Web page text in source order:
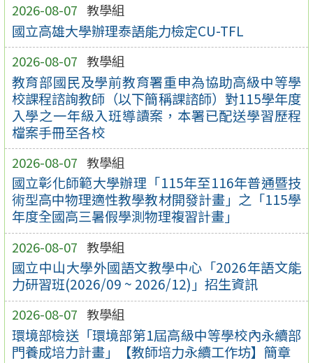
2026-08-07 教學組
國立高雄大學辦理泰語能力檢定CU-TFL
2026-08-07 教學組
教育部國民及學前教育署重申為協助高級中等學
校課程諮詢教師（以下簡稱課諮師）對115學年度
入學之一年級入班導讀案，本署已配送學習歷程
檔案手冊至各校
2026-08-07 教學組
國立彰化師範大學辦理「115年至116年普通暨技
術型高中物理適性教學教材開發計畫」之「115學
年度全國高三暑假學測物理複習計畫」
2026-08-07 教學組
國立中山大學外國語文教學中心「2026年語文能
力研習班(2026/09 ~ 2026/12)」招生資訊
2026-08-07 教學組
環境部檢送「環境部第1屆高級中等學校內永續部
門養成培力計畫」【教師培力永續工作坊】簡章